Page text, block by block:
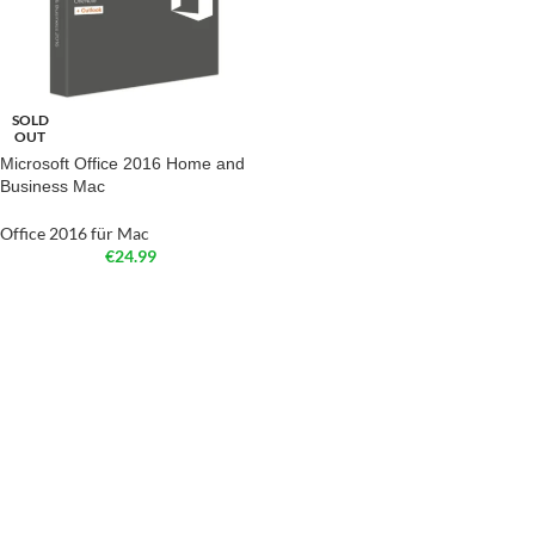
SOLD
OUT
Microsoft Office 2016 Home and
Business Mac​
Office 2016 für Mac
€24.99